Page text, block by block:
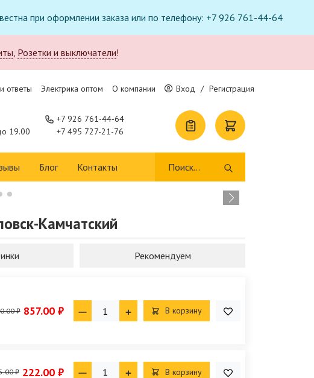
при оформлении заказа или по телефону: +7 926 761-44-64
, Розетки и выключатели!
ответы Электрика оптом О компании Вход / Регистрация
19.00
+7 926 761-44-64
+7 495 727-21-76
Блог Контакты
Камчатский
Рекомендуем
₽ 857.00 ₽ В корзину
₽ 222.00 ₽ В корзину